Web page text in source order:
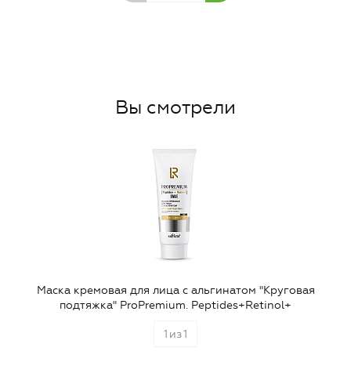
Вы смотрели
Маска кремовая для лица с альгинатом "Круговая
подтяжка" ProPremium. Peptides+Retinol+
1 из1